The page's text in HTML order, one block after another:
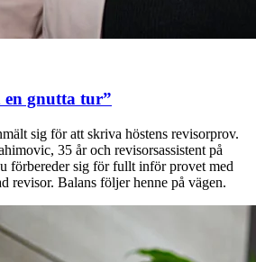
en gnutta tur”
sig för att skriva höstens revisorprov.
35 år och revisorsassistent på
förbereder sig för fullt inför provet med
revisor. Balans följer henne på vägen.